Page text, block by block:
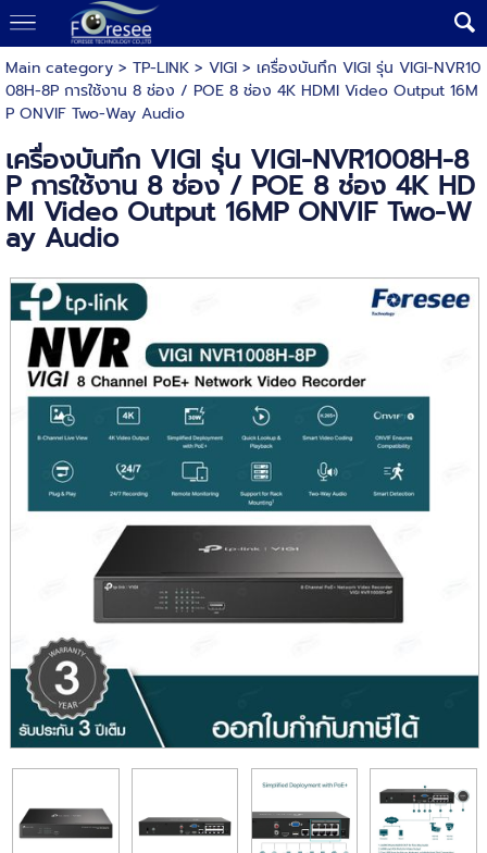
Main category> TP-LINK> VIGI> เครื่องบันทึก VIGI รุ่น VIGI-NVR10
08H-8P การใช้งาน 8 ช่อง / POE 8 ช่อง 4K HDMI Video Output 16M
P ONVIF Two-Way Audio
เครื่องบันทึก VIGI รุ่น VIGI-NVR1008H-8
P การใช้งาน 8 ช่อง / POE 8 ช่อง 4K HD
MI Video Output 16MP ONVIF Two-W
ay Audio